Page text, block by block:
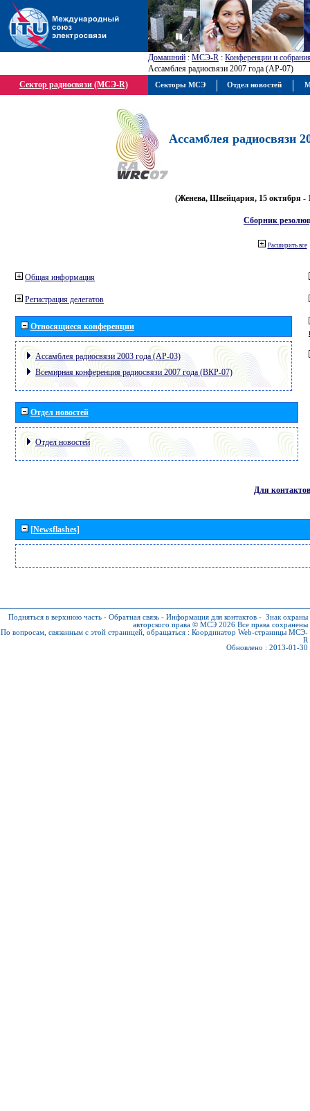
Домашний : МСЭ-R : Конференции и
Ассамблея радиосвязи 2007 года (АР-07)
Сектор радиосвязи (МСЭ-R)
Ассамблея радиосвязи
(Женева, Швейцария, 15 октября -
Сборник
Расширить все
Общая информация
Регистрация делегатов
Относящиеся конференции
Ассамблея радиосвязи 2003 года (АР-03)
Всемирная конференция радиосвязи 2007 года (ВКР-07)
Отдел новостей
Отдел новостей
Для контактов
[Newsflashes]
Подняться в верхнюю часть - Обратная связь - Информация для контактов - Знак охраны
авторского права © МСЭ 2026 Все права сохранены
По вопросам, связанным с этой страницей, обращаться : Координатор Web-страницы МСЭ-
R
Обновлено : 2013-01-30
Секторы МСЭ Отдел новостей